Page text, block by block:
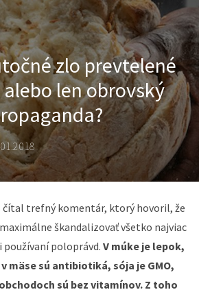
zlo prevtelené
len obrovský
čítal trefný komentár, ktorý hovoril, že
škandalizovať všetko najviac
používaní poloprávd. V múke je lepok,
mäse sú antibiotiká, sója je GMO,
sú bez vitamínov. Z toho